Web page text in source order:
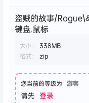
盗贼的故事/
键盘.鼠标
大小：
338MB
格式：
zip
您当前的等级为 游客
请先 登录